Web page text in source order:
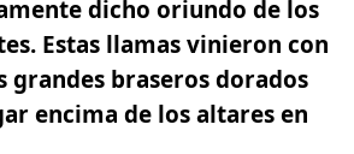
dicho oriundo de los
Estas llamas vinieron con
grandes braseros dorados
encima de los altares en